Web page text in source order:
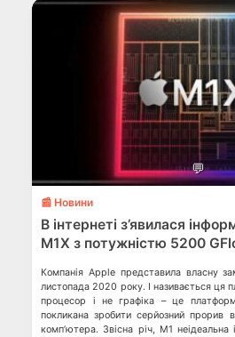
💬
📰 Новини
В інтернеті з’явилася
M1X з потужністю 5200
Компанія Apple представила власну
листопада 2020 року. І називається ця
процесор і не графіка – це
покликана зробити серйозний прорив в
комп’ютера. Звісна річ, M1